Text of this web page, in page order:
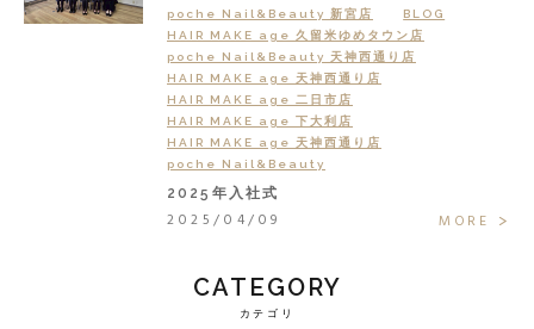
poche Nail&Beauty 新宮店
BLOG
HAIR MAKE age 久留米ゆめタウン店
poche Nail&Beauty 天神西通り店
HAIR MAKE age 天神西通り店
HAIR MAKE age 二日市店
HAIR MAKE age 下大利店
HAIR MAKE age 天神西通り店
poche Nail&Beauty
2025年入社式
2025/04/09 MORE
CATEGORY
カテゴリ